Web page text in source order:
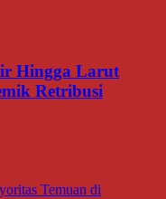
Hingga Larut
Retribusi